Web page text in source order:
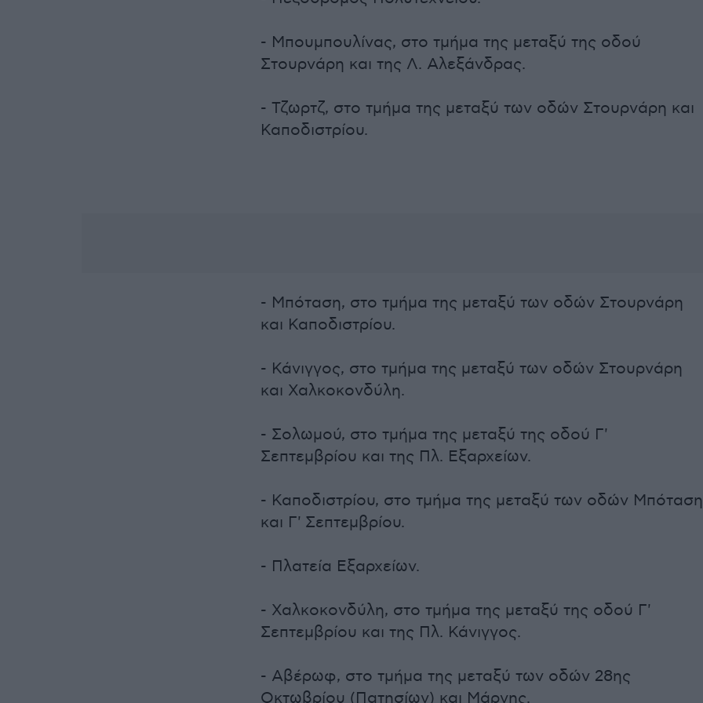
- Μπουμπουλίνας, στο τμήμα της μεταξύ της οδού
Στουρνάρη και της Λ. Αλεξάνδρας.
- Τζωρτζ, στο τμήμα της μεταξύ των οδών Στουρνάρη και
Καποδιστρίου.
- Μπόταση, στο τμήμα της μεταξύ των οδών Στουρνάρη
και Καποδιστρίου.
- Κάνιγγος, στο τμήμα της μεταξύ των οδών Στουρνάρη
και Χαλκοκονδύλη.
- Σολωμού, στο τμήμα της μεταξύ της οδού Γ'
Σεπτεμβρίου και της Πλ. Εξαρχείων.
- Καποδιστρίου, στο τμήμα της μεταξύ των οδών Μπόταση
και Γ' Σεπτεμβρίου.
- Πλατεία Εξαρχείων.
- Χαλκοκονδύλη, στο τμήμα της μεταξύ της οδού Γ'
Σεπτεμβρίου και της Πλ. Κάνιγγος.
- Αβέρωφ, στο τμήμα της μεταξύ των οδών 28ης
Οκτωβρίου (Πατησίων) και Μάρνης.